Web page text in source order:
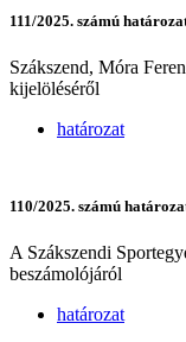
111/2025. számú
Szákszend, Móra
kijelöléséről
határozat
110/2025. számú
A Szákszendi
beszámolójáról
határozat